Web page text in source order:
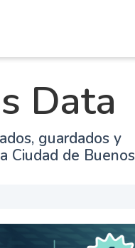
Data
guardados y
Ciudad de Buenos